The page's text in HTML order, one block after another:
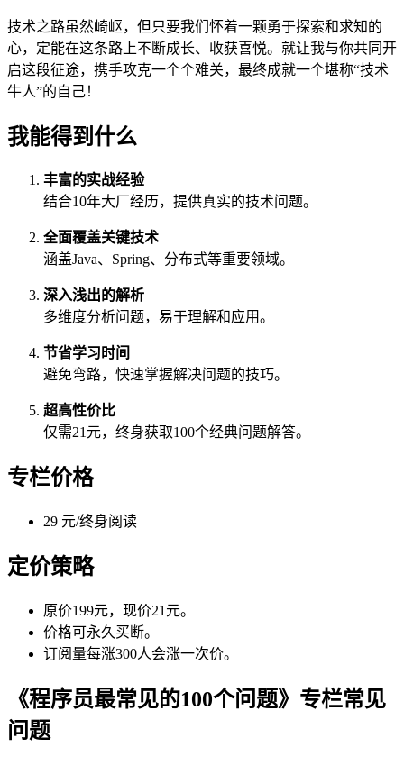
技术之路虽然崎岖，但只要我们怀着一颗勇于探索和求知的
心，定能在这条路上不断成长、收获喜悦。就让我与你共同开
启这段征途，携手攻克一个个难关，最终成就一个堪称“技术
牛人”的自己！
我能得到什么
丰富的实战经验
结合10年大厂经历，提供真实的技术问题。
全面覆盖关键技术
涵盖Java、Spring、分布式等重要领域。
深入浅出的解析
多维度分析问题，易于理解和应用。
节省学习时间
避免弯路，快速掌握解决问题的技巧。
超高性价比
仅需21元，终身获取100个经典问题解答。
专栏价格
29 元/终身阅读
定价策略
原价199元，现价21元。
价格可永久买断。
订阅量每涨300人会涨一次价。
《程序员最常见的100个问题》专栏常见
问题